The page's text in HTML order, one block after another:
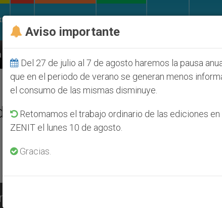
Seúl 2027 ONU se pronuncia ante caso
De Sanidad’
a los pacientes de los hoteles medicalizados
Aviso importante
Del 27 de julio al 7 de agosto haremos la pausa
que en el periodo de verano se generan menos
el consumo de las mismas disminuye.
Retomamos el trabajo ordinario de las ediciones
ZENIT el lunes 10 de agosto.
Gracias.